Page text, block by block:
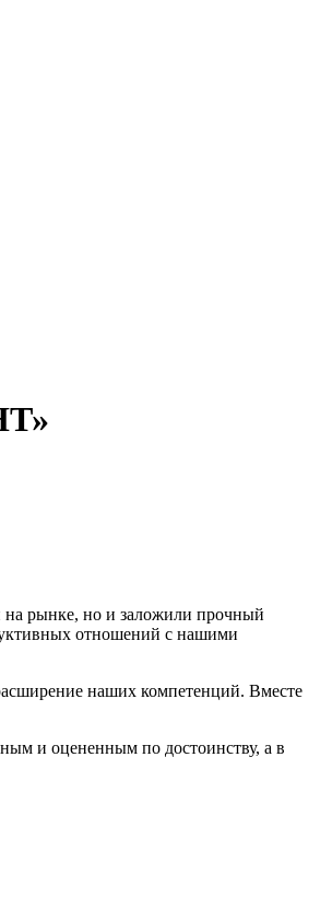
на рынке, но и заложили прочный
отношений с нашими
наших компетенций. Вместе
и оцененным по достоинству, а в